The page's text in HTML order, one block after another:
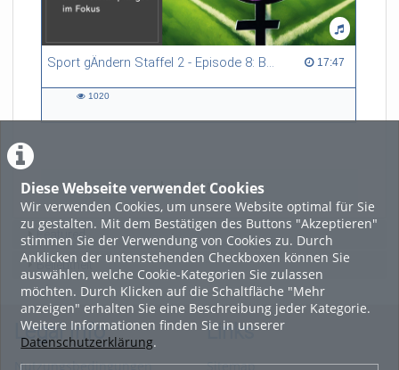
Diese Webseite verwendet Cookies
Wir verwenden Cookies, um unsere Website optimal für Sie
zu gestalten. Mit dem Bestätigen des Buttons "Akzeptieren"
stimmen Sie der Verwendung von Cookies zu. Durch
Anklicken der untenstehenden Checkboxen können Sie
auswählen, welche Cookie-Kategorien Sie zulassen
möchten. Durch Klicken auf die Schaltfläche "Mehr
anzeigen" erhalten Sie eine Beschreibung jeder Kategorie.
Weitere Informationen finden Sie in unserer
Datenschutzerklärung.
Sport gÄndern Staffel 2 - Episode 8: Balance im Spitzensport: Stressbewältigung und Wettkampfangst im Fokus 17:47
17:47 duration
1020
LADE MEHR
Featured
Beliebtheit
Legal Info
Nutzungsbedingungen
Links
Sitemap